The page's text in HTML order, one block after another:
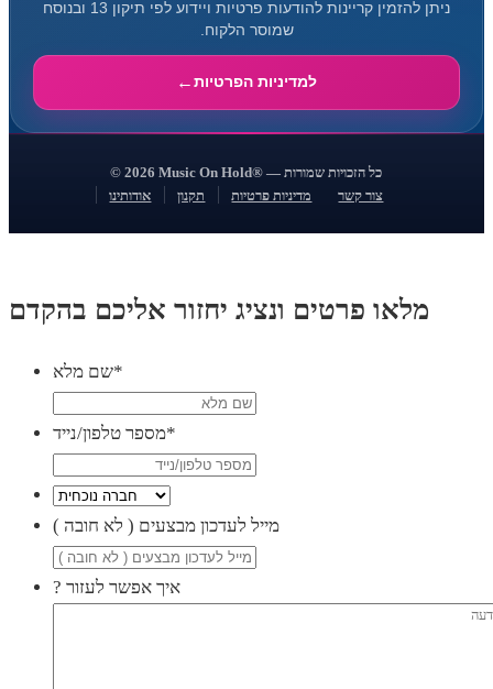
ניתן להזמין קריינות להודעות פרטיות ויידוע לפי תיקון 13 ובנוסח
שמוסר הלקוח.
למדיניות הפרטיות
© 2026 Music On Hold® — כל הזכויות שמורות
אודותינו
תקנון מדיניות פרטיות צור קשר
מלאו פרטים ונציג יחזור אליכם בהקדם
שם מלא*
מספר טלפון/נייד*
( מייל לעדכון מבצעים ( לא חובה
? איך אפשר לעזור